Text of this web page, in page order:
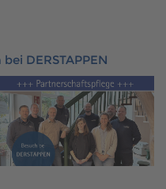
DERSTAPPEN